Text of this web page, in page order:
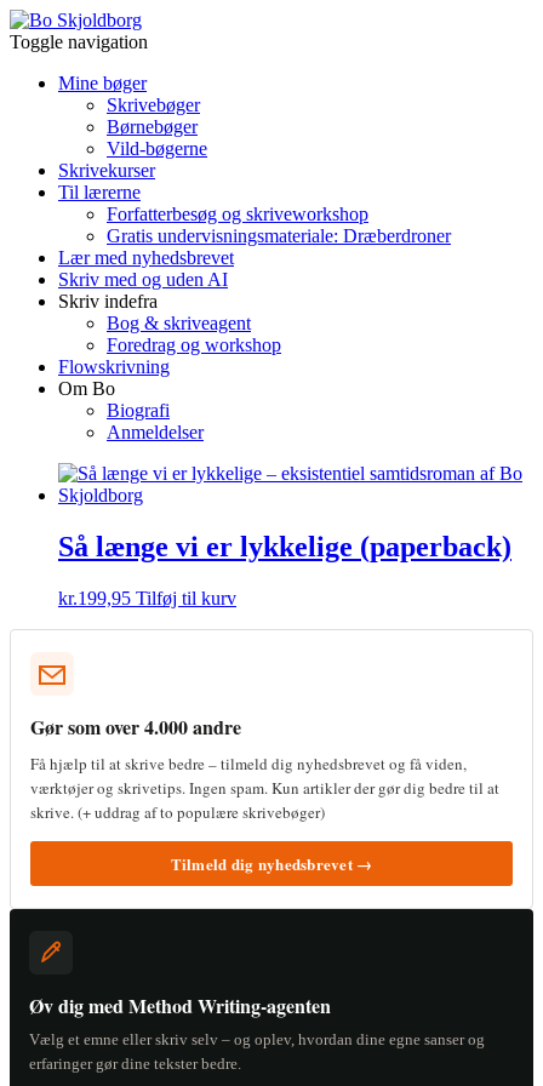
Toggle navigation
Mine bøger
Skrivebøger
Børnebøger
Vild-bøgerne
Skrivekurser
Til lærerne
Forfatterbesøg og skriveworkshop
Gratis undervisningsmateriale: Dræberdroner
Lær med nyhedsbrevet
Skriv med og uden AI
Skriv indefra
Bog & skriveagent
Foredrag og workshop
Flowskrivning
Om Bo
Biografi
Anmeldelser
Så længe vi er lykkelige (paperback)
kr.199,95 Tilføj til kurv
Gør som over 4.000 andre
Få hjælp til at skrive bedre – tilmeld dig nyhedsbrevet og få viden,
værktøjer og skrivetips. Ingen spam. Kun artikler der gør dig bedre til at
skrive. (+ uddrag af to populære skrivebøger)
Tilmeld dig nyhedsbrevet →
Øv dig med Method Writing-agenten
Vælg et emne eller skriv selv – og oplev, hvordan dine egne sanser og
erfaringer gør dine tekster bedre.